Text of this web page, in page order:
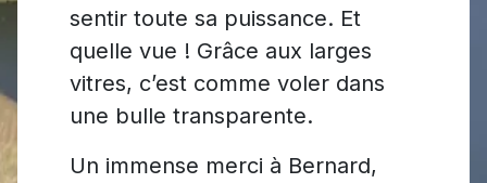
sentir toute sa puissance. Et
quelle vue ! Grâce aux larges
vitres, c’est comme voler dans
une bulle transparente.
Un immense merci à Bernard,